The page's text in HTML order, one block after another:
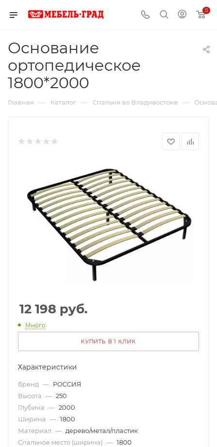
0
Основание
ортопедическое
1800*2000
Главная — Каталог — Спальня во Владивостоке —
12 198 руб.
Много
КУПИТЬ В 1 КЛИК
Характеристики
Бренд — РОССИЯ
Высота — 250
Глубина — 2000
Ширина — 1800
Материал — дерево/метал/пластик
Спальное место (ширина) — 1800